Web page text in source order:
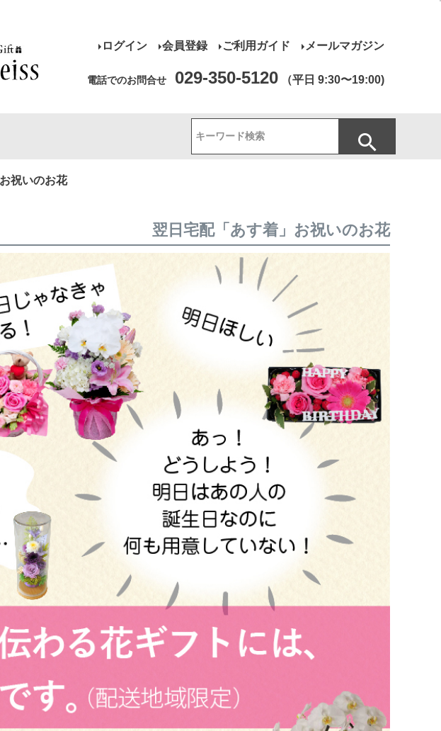
ログイン 会員登録 ご利用ガイド メールマガジン
電話でのお問合せ 029-350-5120 （平日 9:30〜19:00)
祝いのお花
翌日宅配「あす着」お祝いのお花